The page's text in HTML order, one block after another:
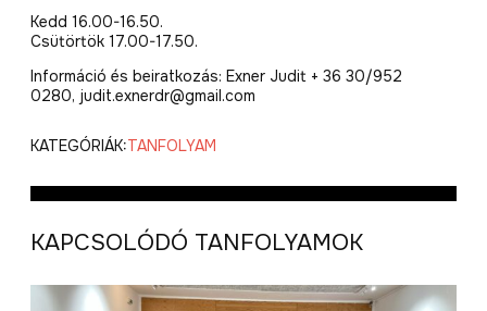
Kedd 16.00-16.50.
Csütörtök 17.00-17.50.
Információ és beiratkozás: Exner Judit + 36 30/952
0280, judit.exnerdr@gmail.com
KATEGÓRIÁK:TANFOLYAM
KAPCSOLÓDÓ TANFOLYAMOK